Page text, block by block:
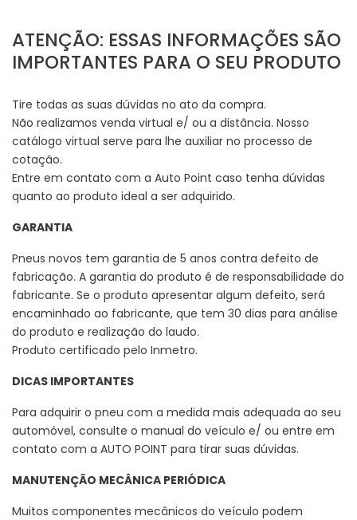
ATENÇÃO: ESSAS INFORMAÇÕES SÃO
IMPORTANTES PARA O SEU PRODUTO
Tire todas as suas dúvidas no ato da compra.
Não realizamos venda virtual e/ ou a distância. Nosso
catálogo virtual serve para lhe auxiliar no processo de
cotação.
Entre em contato com a Auto Point caso tenha dúvidas
quanto ao produto ideal a ser adquirido.
GARANTIA
Pneus novos tem garantia de 5 anos contra defeito de
fabricação. A garantia do produto é de responsabilidade do
fabricante. Se o produto apresentar algum defeito, será
encaminhado ao fabricante, que tem 30 dias para análise
do produto e realização do laudo.
Produto certificado pelo Inmetro.
DICAS IMPORTANTES
Para adquirir o pneu com a medida mais adequada ao seu
automóvel, consulte o manual do veículo e/ ou entre em
contato com a AUTO POINT para tirar suas dúvidas.
MANUTENÇÃO MECÂNICA PERIÓDICA
Muitos componentes mecânicos do veículo podem